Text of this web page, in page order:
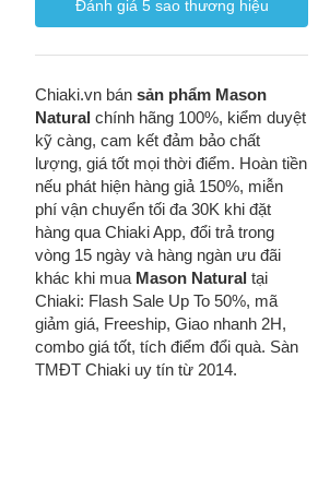
Đánh giá 5sao thương hiệu
Chiaki.vn bán sản phẩm Mason
Natural chính hãng 100%, kiểm duyệt
kỹ càng, cam kết đảm bảo chất
lượng, giá tốt mọi thời điểm. Hoàn tiền
nếu phát hiện hàng giả 150%, miễn
phí vận chuyển tối đa 30K khi đặt
hàng qua Chiaki App, đổi trả trong
vòng 15 ngày và hàng ngàn ưu đãi
khác khi mua Mason Natural tại
Chiaki: Flash Sale Up To 50%, mã
giảm giá, Freeship, Giao nhanh 2H,
combo giá tốt, tích điểm đổi quà. Sàn
TMĐT Chiaki uy tín từ 2014.